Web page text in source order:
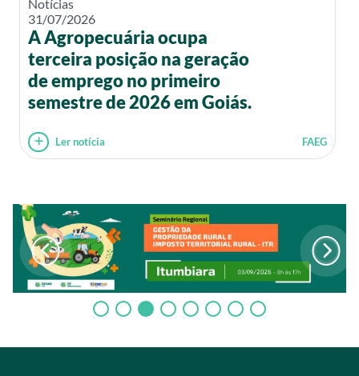
Notícias
31/07/2026
A Agropecuária ocupa
terceira posição na geração
de emprego no primeiro
semestre de 2026 em Goiás.
Ler notícia FAEG